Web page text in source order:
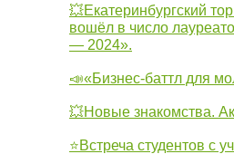
💥Екатеринбургский
вошёл в число
— 2024».
📣«Бизнес-баттл для
💥Новые знакомства.
⭐Встреча студентов с